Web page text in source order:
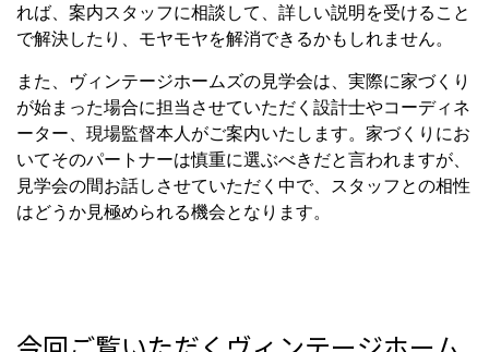
れば、案内スタッフに相談して、詳しい説明を受けること
で解決したり、モヤモヤを解消できるかもしれません。
また、ヴィンテージホームズの見学会は、実際に家づくり
が始まった場合に担当させていただく設計士やコーディネ
ーター、現場監督本人がご案内いたします。家づくりにお
いてそのパートナーは慎重に選ぶべきだと言われますが、
見学会の間お話しさせていただく中で、スタッフとの相性
はどうか見極められる機会となります。